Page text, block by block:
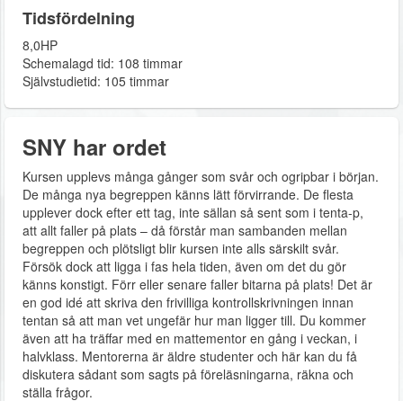
Tidsfördelning
8,0HP
Schemalagd tid: 108 timmar
Självstudietid: 105 timmar
SNY har ordet
Kursen upplevs många gånger som svår och ogripbar i början.
De många nya begreppen känns lätt förvirrande. De flesta
upplever dock efter ett tag, inte sällan så sent som i tenta-p,
att allt faller på plats – då förstår man sambanden mellan
begreppen och plötsligt blir kursen inte alls särskilt svår.
Försök dock att ligga i fas hela tiden, även om det du gör
känns konstigt. Förr eller senare faller bitarna på plats! Det är
en god idé att skriva den frivilliga kontrollskrivningen innan
tentan så att man vet ungefär hur man ligger till. Du kommer
även att ha träffar med en mattementor en gång i veckan, i
halvklass. Mentorerna är äldre studenter och här kan du få
diskutera sådant som sagts på föreläsningarna, räkna och
ställa frågor.